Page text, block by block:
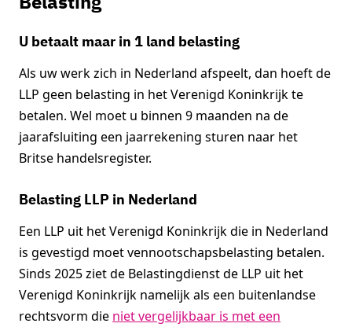
U betaalt maar in 1 land belasting
Als uw werk zich in Nederland afspeelt, dan hoeft de
LLP geen belasting in het Verenigd Koninkrijk te
betalen. Wel moet u binnen 9 maanden na de
jaarafsluiting een jaarrekening sturen naar het
Britse handelsregister.
Belasting LLP in Nederland
Een LLP uit het Verenigd Koninkrijk die in Nederland
is gevestigd moet vennootschapsbelasting betalen.
Sinds 2025 ziet de Belastingdienst de LLP uit het
Verenigd Koninkrijk namelijk als een buitenlandse
rechtsvorm die niet vergelijkbaar is met een